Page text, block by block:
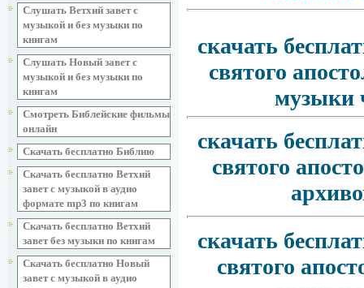
Слушать Ветхий завет с
музыкой и без музыки по
книгам
Слушать Новый завет с
музыкой и без музыки по
книгам
Смотреть Библейские фильмы
онлайн
Скачать бесплатно Библию
Скачать бесплатно Ветхий
завет с музыкой в аудио
формате mp3 по книгам
Скачать бесплатно Ветхий
завет без музыки по книгам
Скачать бесплатно Новый
завет с музыкой в аудио
скачать
святого
музыки
скачать
святого
скачать
святого